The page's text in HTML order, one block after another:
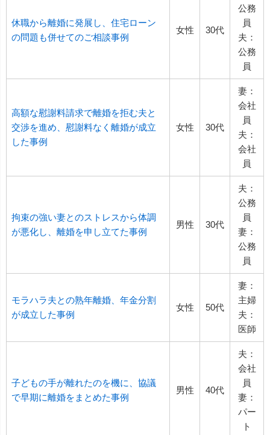
休職から離婚に発展し、住宅ローン
の問題も併せてのご相談事例
女性 30代
公務
員
夫：
公務
員
高額な慰謝料請求で離婚を拒む夫と
交渉を進め、慰謝料なく離婚が成立
した事例
女性 30代
妻：
会社
員
夫：
会社
員
拘束の強い妻とのストレスから体調
が悪化し、離婚を申し立てた事例
男性 30代
夫：
公務
員
妻：
公務
員
モラハラ夫との熟年離婚、年金分割
が成立した事例
女性 50代
妻：
主婦
夫：
医師
子どもの手が離れたのを機に、協議
で早期に離婚をまとめた事例
男性 40代
夫：
会社
員
妻：
パー
ト